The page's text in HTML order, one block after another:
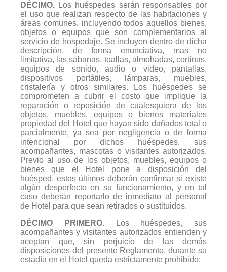
DÉCIMO. Los huéspedes serán responsables por
el uso que realizan respecto de las habitaciones y
áreas comunes, incluyendo todos aquellos bienes,
objetos o equipos que son complementarios al
servicio de hospedaje. Se incluyen dentro de dicha
descripción, de forma enunciativa, mas no
limitativa, las sábanas, toallas, almohadas, cortinas,
equipos de sonido, audio o video, pantallas,
dispositivos portátiles, lámparas, muebles,
cristalería y otros similares. Los huéspedes se
comprometen a cubrir el costo que implique la
reparación o reposición de cualesquiera de los
objetos, muebles, equipos o bienes materiales
propiedad del Hotel que hayan sido dañados total o
parcialmente, ya sea por negligencia o de forma
intencional por dichos huéspedes, sus
acompañantes, mascotas o visitantes autorizados.
Previo al uso de los objetos, muebles, equipos o
bienes que el Hotel pone a disposición del
huésped, estos últimos deberán confirmar si existe
algún desperfecto en su funcionamiento, y en tal
caso deberán reportarlo de inmediato al personal
de Hotel para que sean retirados o sustituidos.
DÉCIMO PRIMERO.Los huéspedes, sus
acompañantes y visitantes autorizados entienden y
aceptan que, sin perjuicio de las demás
disposiciones del presente Reglamento, durante su
estadía en el Hotel queda estrictamente prohibido: